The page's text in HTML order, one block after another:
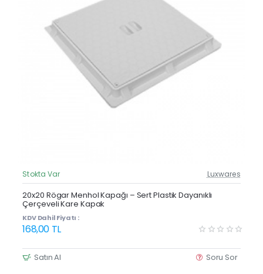
Güncel Fiyat
Stokta Var Luxwares
20x20 Rögar Menhol Kapağı – Sert Plastik Dayanıklı
Çerçeveli Kare Kapak
KDV Dahil Fiyatı :
168,00 TL
Satın Al Soru Sor